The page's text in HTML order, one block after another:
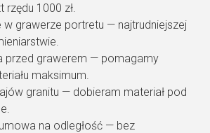
1000 zł.
w grawerze portretu — najtrudniejszej
przed grawerem — pomagamy
maksimum.
granitu — dobieram materiał pod
na odległość — bez